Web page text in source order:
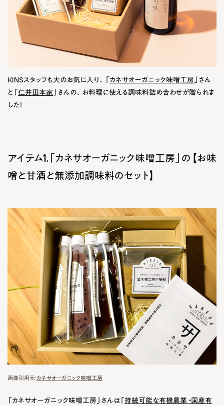
KINSスタッフも大のお気に入り、「カネサオーガニック味噌工房 」さん
と「仁井田本家 」さんの、お料理に使える調味料詰め合わせが贈られま
した！
アイテム1.「カネサオーガニック味噌工房」の【お味
噌と甘酒と無添加調味料のセット】
画像引用元：カネサオーガニック味噌工房
「カネサオーガニック味噌工房」さんは「持続可能な有機農業 ・国産有